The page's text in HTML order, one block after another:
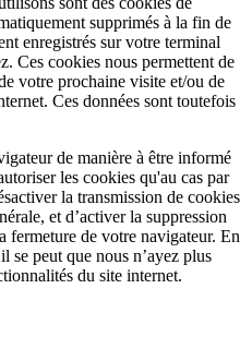
supprimés à la fin de
enregistrés sur votre terminal
Ces cookies nous permettent de
votre prochaine visite et/ou de
Ces données sont toutefois
de manière à être informé
les cookies qu'au cas par
la transmission de cookies
et d’activer la suppression
fermeture de votre navigateur. En
se peut que nous n’ayez plus
du site internet.